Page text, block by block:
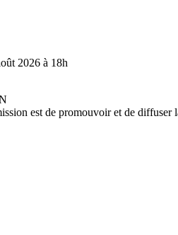
2026 à 18h
est de promouvoir et de diffuser